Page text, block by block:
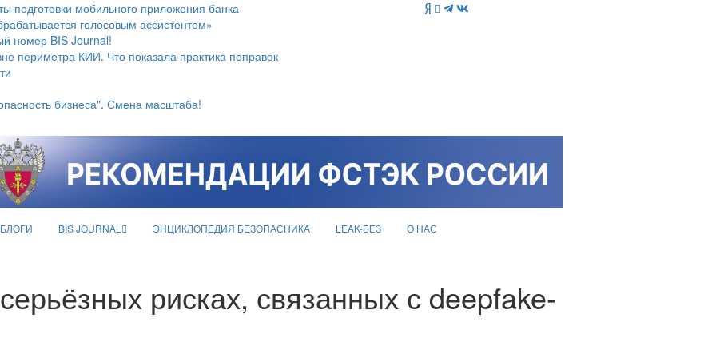
подготовки мобильного приложения банка
голосовым ассистентом»
номер BIS Journal!
периметра КИИ. Что показала практика поправок
бизнеса". Смена масштаба!
БЛОГИ BIS JOURNAL ЭНЦИКЛОПЕДИЯ БЕЗОПАСНИКА LEAK-БЕЗ О НАС
рисках, связанных с deepfake-